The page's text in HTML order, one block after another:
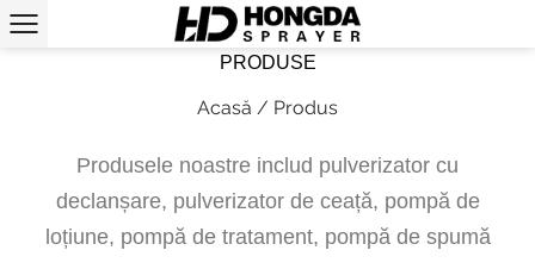
PRODUSE
Acasă / Produs
Produsele noastre includ pulverizator cu
declanșare, pulverizator de ceață, pompă de
loțiune, pompă de tratament, pompă de spumă